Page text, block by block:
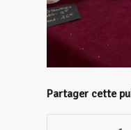
Partager cette